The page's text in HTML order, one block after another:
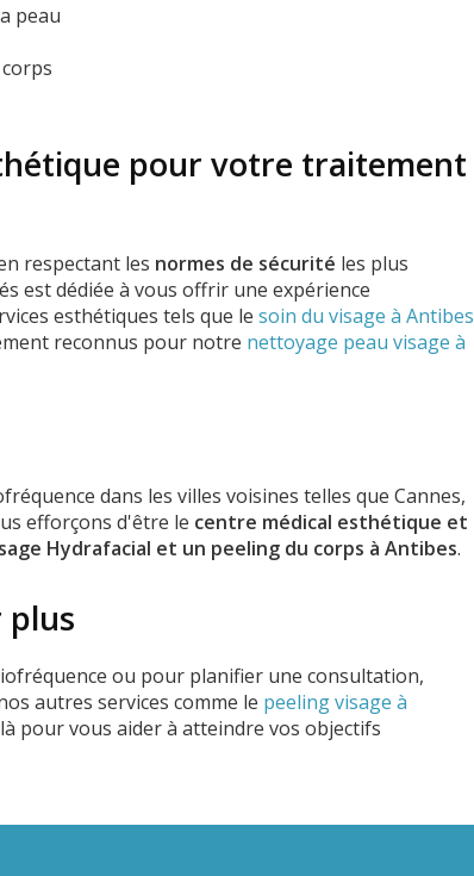
peau
pour votre traitement
respectant les normes de sécurité les plus
est dédiée à vous offrir une expérience
esthétiques tels que le soin du visage à Antibes
reconnus pour notre nettoyage peau visage à
dans les villes voisines telles que Cannes,
efforçons d'être le centre médical esthétique et
Hydrafacial et un peeling du corps à Antibes.
plus
ou pour planifier une consultation,
autres services comme le peeling visage à
pour vous aider à atteindre vos objectifs